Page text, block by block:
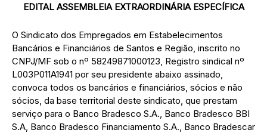
EDITAL ASSEMBLEIA EXTRAORDINÁRIA ESPECÍFICA
O Sindicato dos Empregados em Estabelecimentos
Bancários e Financiários de Santos e Região, inscrito no
CNPJ/MF sob o nº 58249871000123, Registro sindical nº
L003P011A1941 por seu presidente abaixo assinado,
convoca todos os bancários e financiários, sócios e não
sócios, da base territorial deste sindicato, que prestam
serviço para o Banco Bradesco S.A., Banco Bradesco BBI
S.A, Banco Bradesco Financiamento S.A., Banco Bradescar